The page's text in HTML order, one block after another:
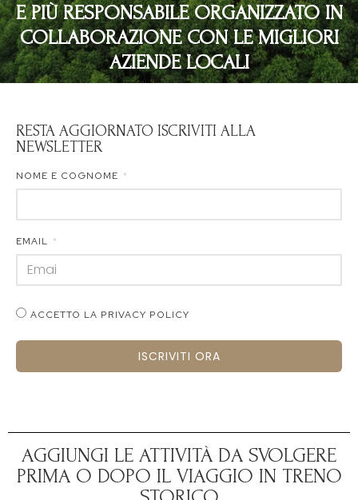
E PIÙ RESPONSABILE ORGANIZZATO IN
COLLABORAZIONE CON LE MIGLIORI
AZIENDE LOCALI
RESTA AGGIORNATO ISCRIVITI ALLA
NEWSLETTER
NOME E COGNOME
EMAIL
ACCETTO LA PRIVACY POLICY
ISCRIVITI ORA
AGGIUNGI LE ATTIVITÀ DA SVOLGERE
PRIMA O DOPO IL VIAGGIO IN TRENO